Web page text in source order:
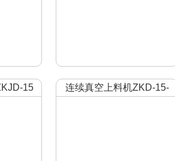
15
连续真空上料机ZKD-15-